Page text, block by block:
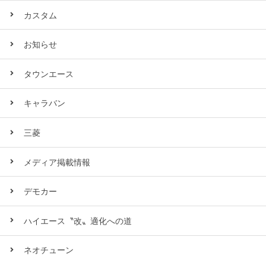
カスタム
お知らせ
タウンエース
キャラバン
三菱
メディア掲載情報
デモカー
ハイエース〝改〟適化への道
ネオチューン